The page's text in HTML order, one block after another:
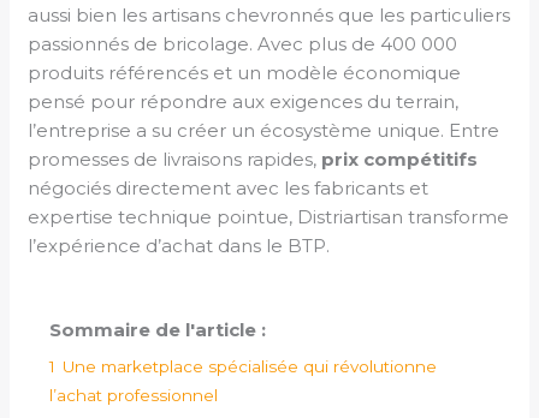
aussi bien les artisans chevronnés que les particuliers
passionnés de bricolage. Avec plus de 400 000
produits référencés et un modèle économique
pensé pour répondre aux exigences du terrain,
l’entreprise a su créer un écosystème unique. Entre
promesses de livraisons rapides, prix compétitifs
négociés directement avec les fabricants et
expertise technique pointue, Distriartisan transforme
l’expérience d’achat dans le BTP.
Sommaire de l'article :
1 Une marketplace spécialisée qui révolutionne
l’achat professionnel